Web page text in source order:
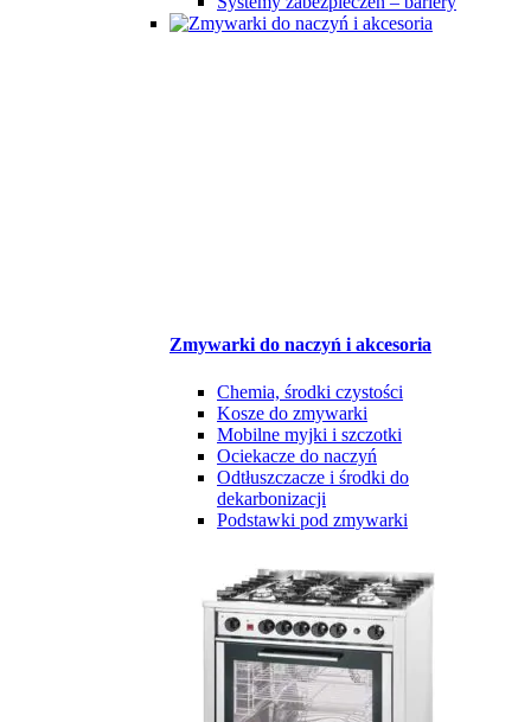
Zmywarki do naczyń i akcesoria
Chemia, środki czystości
Kosze do zmywarki
Mobilne myjki i szczotki
Ociekacze do naczyń
Odtłuszczacze i środki do
dekarbonizacji
Podstawki pod zmywarki